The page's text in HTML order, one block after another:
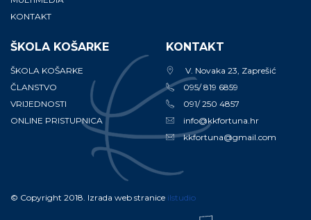
KONTAKT
ŠKOLA KOŠARKE
ŠKOLA KOŠARKE
ČLANSTVO
VRIJEDNOSTI
ONLINE PRISTUPNICA
KONTAKT
V. Novaka 23, Zaprešić
095/ 819 6859
091/ 250 4857
info@kkfortuna.hr
kkfortuna@gmail.com
© Copyright 2018. Izrada web stranice ilstudio